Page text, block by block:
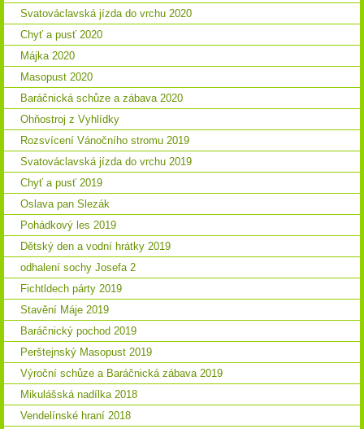
Svatováclavská jízda do vrchu 2020
Chyť a pusť 2020
Májka 2020
Masopust 2020
Baráčnická schůze a zábava 2020
Ohňostroj z Vyhlídky
Rozsvícení Vánočního stromu 2019
Svatováclavská jízda do vrchu 2019
Chyť a pusť 2019
Oslava pan Slezák
Pohádkový les 2019
Dětský den a vodní hrátky 2019
odhalení sochy Josefa 2
Fichtldech párty 2019
Stavění Máje 2019
Baráčnický pochod 2019
Perštejnský Masopust 2019
Výroční schůze a Baráčnická zábava 2019
Mikulášská nadílka 2018
Vendelínské hraní 2018